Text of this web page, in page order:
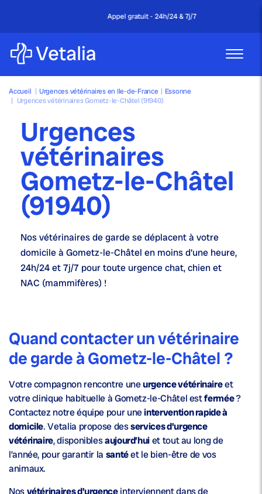
Appel gratuit - 24h/24 & 7j/7
Accueil | Urgences vétérinaires en Ile-de-France | Essonne
| Urgences vétérinaires Gometz-le-Châtel (91940)
Urgences
vétérinaires
Gometz-le-Châtel
(91940)
Nosvétérinaires de gardese déplacent à votre
domicile à Gometz-le-Châtel en moins d'une heure,
24h/24 et 7j/7 pour toute urgence chat, chien et
NAC (mammifères) !
Quand contacter un vétérinaire
de garde à Gometz-le-Châtel ?
Votre compagnon rencontre uneurgence vétérinaireet
votre clinique habituelle à Gometz-le-Châtel estfermée?
Contactez notre équipe pour uneintervention rapide à
domicile. Vetalia propose desservices d’urgence
vétérinaire, disponiblesaujourd’huiet tout au long de
l’année, pour garantir la santéet le bien-être de vos
animaux.
Nosvétérinaires d’urgenceinterviennent dans de